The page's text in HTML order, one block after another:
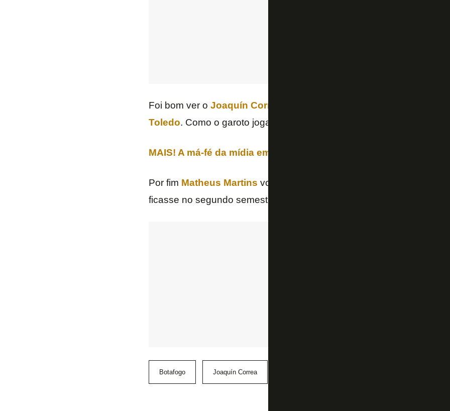
Foi bom ver o Joaquín Correa
Toledo. Como o garoto joga fácil.
MAIS! A má-fé da mídia em Botafogo x Racing
Por fim Matheus Martins volta com gâs, disposto como sempre.
ficasse no segundo semestre.
Botafogo Joaquín Correa